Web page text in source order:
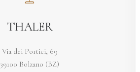
THALER
Via dei Portici, 69
39100 Bolzano (BZ)